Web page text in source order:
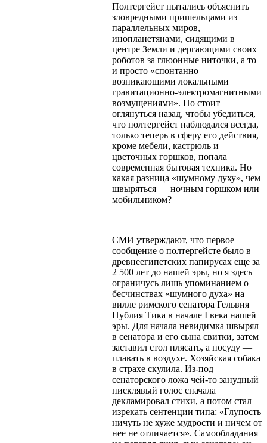
Полтергейст пытались объяснить
зловредными пришельцами из
параллельных миров,
инопланетянами, сидящими в
центре Земли и дергающими своих
роботов за глюонные ниточки, а то
и просто «спонтанно
возникающими локальными
гравитационно-электромагнитными
возмущениями». Но стоит
оглянуться назад, чтобы убедиться,
что полтергейст наблюдался всегда,
только теперь в сферу его действия,
кроме мебели, кастрюль и
цветочных горшков, попала
современная бытовая техника. Но
какая разница «шумному духу», чем
швыряться — ночным горшком или
мобильником?
СМИ утверждают, что первое
сообщение о полтергейсте было в
древнеегипетских папирусах еще за
2 500 лет до нашей эры, но я здесь
ограничусь лишь упоминанием о
бесчинствах «шумного духа» на
вилле римского сенатора Гельвия
Публия Тика в начале I века нашей
эры. Для начала невидимка швырял
в сенатора и его сына свитки, затем
заставил стол плясать, а посуду —
плавать в воздухе. Хозяйская собака
в страхе скулила. Из-под
сенаторского ложа чей-то занудный
писклявый голос сначала
декламировал стихи, а потом стал
изрекать сентенции типа: «Глупость
ничуть не хуже мудрости и ничем от
нее не отличается». Самообладания